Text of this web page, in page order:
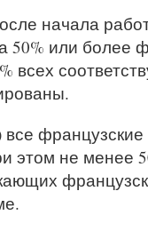
начала
50% или более
всех
все
этом не менее